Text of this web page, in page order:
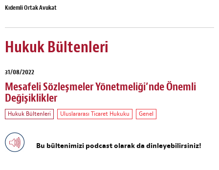
Kıdemli Ortak Avukat
Hukuk Bültenleri
31/08/2022
Mesafeli Sözleşmeler Yönetmeliği’nde Önemli
Değişiklikler
Hukuk Bültenleri Uluslararası Ticaret Hukuku Genel
Bu bültenimizi podcast olarak da dinleyebilirsiniz!